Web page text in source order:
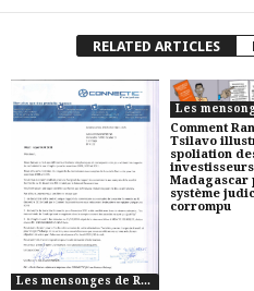
RELATED ARTICLES
Les mensonges de RANARISON Tsilavo
Comment
Tsilavo
spoliation
Madagascar
système
corrompu